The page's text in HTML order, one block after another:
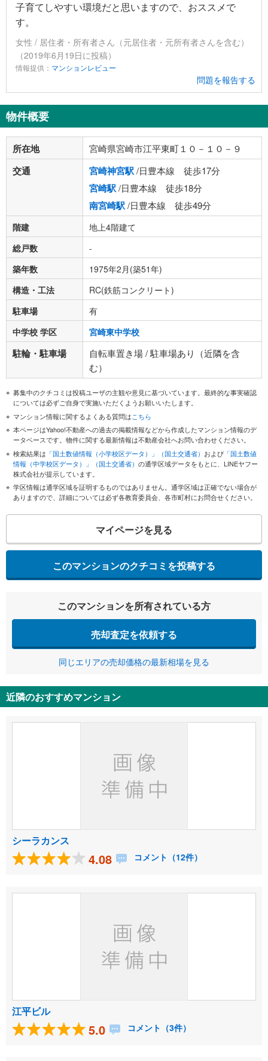
子育てしやすい環境だと思いますので、おススメで
す。
女性 / 居住者・所有者さん（元居住者・元所有者さんを含む）
（2019年6月19日に投稿）
情報提供： マンションレビュー
問題を報告する
物件概要
所在地 宮崎県宮崎市江平東町１０－１０－９
交通 宮崎神宮駅/日豊本線 徒歩17分
宮崎駅/日豊本線 徒歩18分
南宮崎駅/日豊本線 徒歩49分
階建
地上4階建て
総戸数
-
築年数
1975年2月(築51年)
構造・工法
RC(鉄筋コンクリート)
駐車場
有
中学校 学区
宮崎東中学校
駐輪・駐車場
自転車置き場 / 駐車場あり（近隣を含
む）
募集中のクチコミは投稿ユーザの主観や意見に基づいています。最終的な事実確認
については必ずご自身で実施いただくようお願いいたします。
マンション情報に関するよくある質問はこちら
本ページはYahoo!不動産への過去の掲載情報などから作成したマンション情報のデ
ータベースです。物件に関する最新情報は不動産会社へお問い合わせください。
検索結果は 「国土数値情報（小学校区データ）」（国土交通省） および 「国土数値
情報（中学校区データ）」（国土交通省） の通学区域データをもとに、LINEヤフー
株式会社が提示しています。
学区情報は通学区域を証明するものではありません。通学区域は正確でない場合が
ありますので、詳細については必ず各教育委員会、各市町村にお問合せください。
マイページを見る
このマンションのクチコミを投稿する
このマンションを所有されている方
売却査定を依頼する
同じエリアの売却価格の最新相場を見る
近隣のおすすめマンション
シーラカンス
4.08 コメント（12件）
江平ビル
5.0 コメント（3件）